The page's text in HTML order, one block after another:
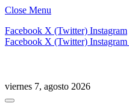
Close Menu
Facebook X (Twitter) Instagram
Facebook X (Twitter) Instagram
viernes 7, agosto 2026